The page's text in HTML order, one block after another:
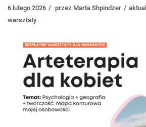
6 lutego 2026 przez Marta Shpindzer
warsztaty